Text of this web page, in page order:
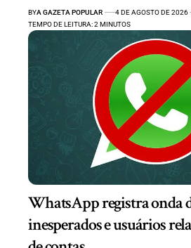
BYA GAZETA POPULAR
4 DE AGOSTO DE 2026
TEMPO DE LEITURA: 2 MINUTOS
WhatsApp registra onda
inesperados e usuários